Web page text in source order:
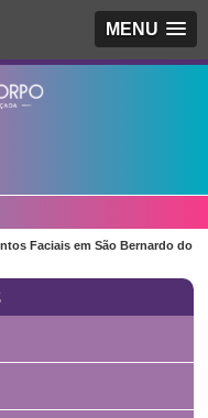
MENU
Faciais em São Bernardo do